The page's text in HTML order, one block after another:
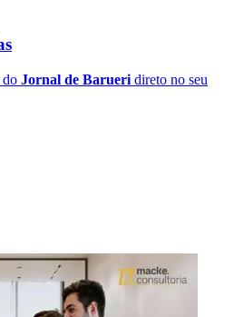
do Jornal de Barueri direto no seu